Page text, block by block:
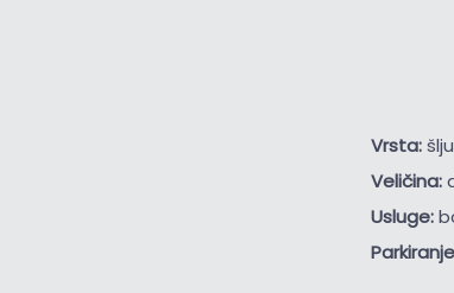
Vrsta:
Veličina:
Usluge: